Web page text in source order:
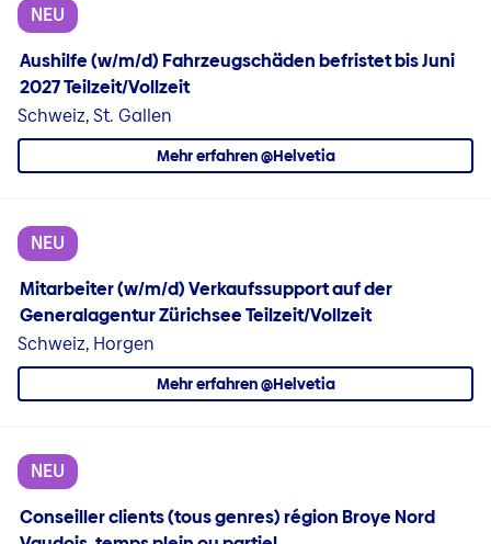
NEU
Aushilfe (w/m/d) Fahrzeugschäden befristet bis Juni
2027 Teilzeit/Vollzeit
Schweiz, St. Gallen
Mehr erfahren @Helvetia
NEU
Mitarbeiter (w/m/d) Verkaufssupport auf der
Generalagentur Zürichsee Teilzeit/Vollzeit
Schweiz, Horgen
Mehr erfahren @Helvetia
NEU
Conseiller clients (tous genres) région Broye Nord